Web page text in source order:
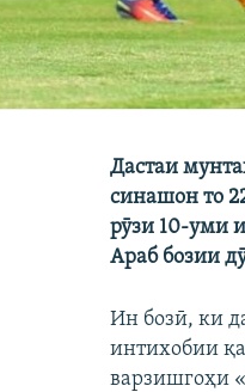
Дастаи
синашон то
рӯзи 10-уми
Араб бозии
Ин бозӣ, ки
интихобии
варзишгоҳи